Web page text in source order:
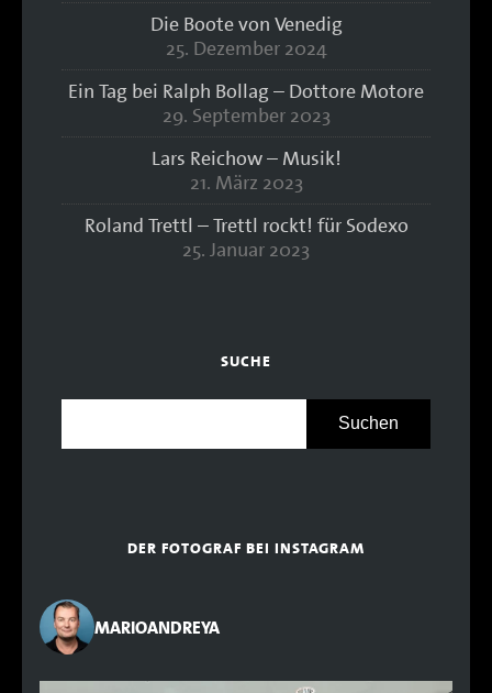
Die Boote von Venedig
25. Dezember 2024
Ein Tag bei Ralph Bollag – Dottore Motore
29. September 2023
Lars Reichow – Musik!
21. März 2023
Roland Trettl – Trettl rockt! für Sodexo
25. Januar 2023
SUCHE
DER FOTOGRAF BEI INSTAGRAM
MARIOANDREYA